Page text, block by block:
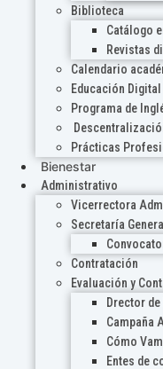
Biblioteca
Catálogo
Revistas
Calendario
Educación Digital
Programa de
Prácticas
Bienestar
Administrativo
Vicerrectora
Secretaría General
Contratación
Evaluación y
Drector
Campaña
Cómo
Entes de